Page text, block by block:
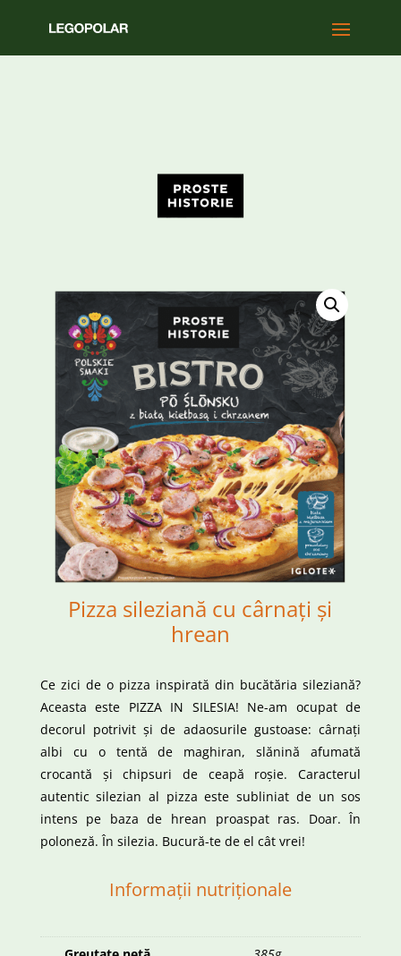
Pizza sileziană cu cârnați și
hrean
Ce zici de o pizza inspirată din bucătăria sileziană?
Aceasta este PIZZA IN SILESIA! Ne-am ocupat de
decorul potrivit și de adaosurile gustoase: cârnați
albi cu o tentă de maghiran, slănină afumată
crocantă și chipsuri de ceapă roșie. Caracterul
autentic silezian al pizza este subliniat de un sos
intens pe baza de hrean proaspat ras. Doar. În
poloneză. În silezia. Bucură-te de el cât vrei!
Informații nutriționale